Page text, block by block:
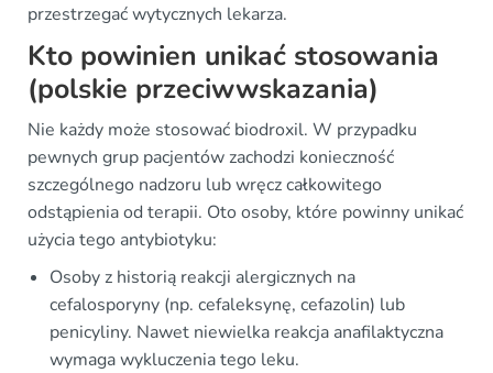
przestrzegać wytycznych lekarza.
Kto powinien unikać stosowania
(polskie przeciwwskazania)
Nie każdy może stosować biodroxil. W przypadku
pewnych grup pacjentów zachodzi konieczność
szczególnego nadzoru lub wręcz całkowitego
odstąpienia od terapii. Oto osoby, które powinny unikać
użycia tego antybiotyku:
Osoby z historią reakcji alergicznych na
cefalosporyny (np. cefaleksynę, cefazolin) lub
penicyliny. Nawet niewielka reakcja anafilaktyczna
wymaga wykluczenia tego leku.